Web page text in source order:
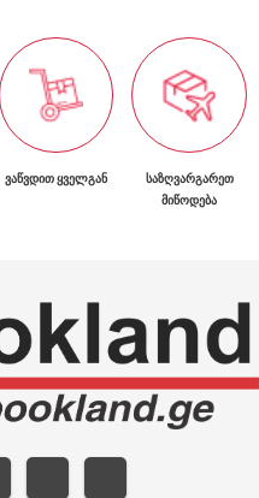
ᲕᲐᲬᲕᲓᲘᲗ ᲧᲕᲔᲚᲒᲐᲜ
ᲡᲐᲖᲦᲕᲐᲠᲒᲐᲠᲔᲗ
ᲛᲘᲬᲝᲓᲔᲑᲐ